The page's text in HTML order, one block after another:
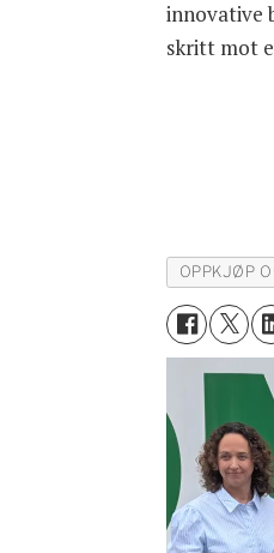
innovative
skritt mot
OPPKJØP